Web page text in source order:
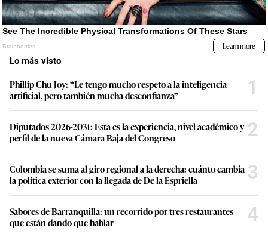
Lo más visto
Phillip Chu Joy: “Le tengo mucho respeto a la inteligencia
artificial, pero también mucha desconfianza”
1
Diputados 2026-2031: Esta es la experiencia, nivel académico y
perfil de la nueva Cámara Baja del Congreso
2
Colombia se suma al giro regional a la derecha: cuánto cambia
la política exterior con la llegada de De la Espriella
3
Sabores de Barranquilla: un recorrido por tres restaurantes
que están dando que hablar
4